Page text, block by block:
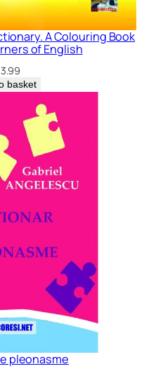
A Colouring Book
of English
basket
pleonasme